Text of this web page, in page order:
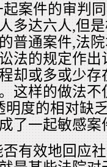
起案件的审判
多达六人,但
普通案件,法
法的规定作
却或多或少
这样的做法
明度的相对缺
了一起敏感案
有效地回应